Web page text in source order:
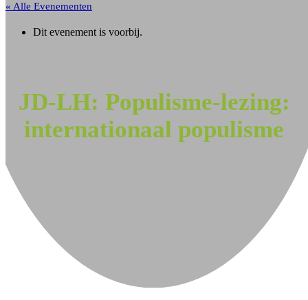
« Alle Evenementen
Dit evenement is voorbij.
JD-LH: Populisme-lezing:
internationaal populisme